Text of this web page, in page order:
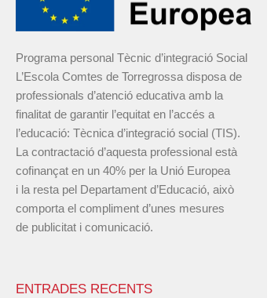
Programa personal Tècnic d’integració Social
L’Escola Comtes de Torregrossa disposa de
professionals d’atenció educativa amb la
finalitat de garantir l’equitat en l’accés a
l’educació: Tècnica d’integració social (TIS).
La contractació d’aquesta professional està
cofinançat en un 40% per la Unió Europea
i la resta pel Departament d’Educació, això
comporta el compliment d’unes mesures
de publicitat i comunicació.
ENTRADES RECENTS